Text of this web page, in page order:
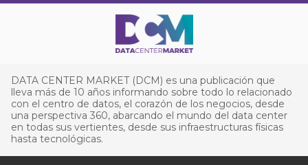
DATA CENTER MARKET (DCM) es una publicación que
lleva más de 10 años informando sobre todo lo relacionado
con el centro de datos, el corazón de los negocios, desde
una perspectiva 360, abarcando el mundo del data center
en todas sus vertientes, desde sus infraestructuras físicas
hasta tecnológicas.